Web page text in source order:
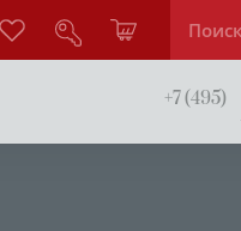
+7 (495)